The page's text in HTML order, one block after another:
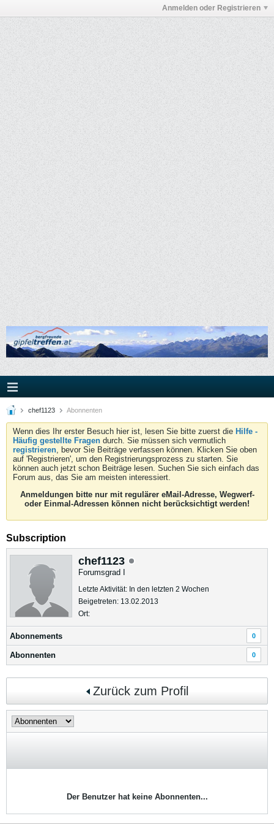
Anmelden oder Registrieren
chef1123 Abonnenten
Wenn dies Ihr erster Besuch hier ist, lesen Sie bitte zuerst die Hilfe -
Häufig gestellte Fragen durch. Sie müssen sich vermutlich
registrieren, bevor Sie Beiträge verfassen können. Klicken Sie oben
auf 'Registrieren', um den Registrierungsprozess zu starten. Sie
können auch jetzt schon Beiträge lesen. Suchen Sie sich einfach das
Forum aus, das Sie am meisten interessiert.
Anmeldungen bitte nur mit regulärer eMail-Adresse, Wegwerf-
oder Einmal-Adressen können nicht berücksichtigt werden!
Subscription
chef1123
Forumsgrad I
Letzte Aktivität: In den letzten 2 Wochen
Beigetreten: 13.02.2013
Ort:
Abonnements 0
Abonnenten 0
Zurück zum Profil
Der Benutzer hat keine Abonnenten...